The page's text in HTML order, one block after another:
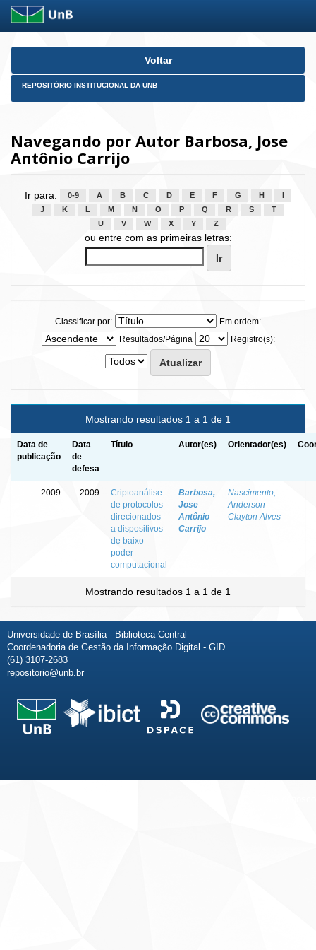
Skip
Voltar
REPOSITÓRIO INSTITUCIONAL DA UNB
Navegando por Autor Barbosa, Jose
Antônio Carrijo
Ir para: 0-9 A B C D E F G H
J
K L M N O P Q R S
T
U
V W X Y Z
ou entre com as primeiras letras:
Classificar por:
Em ordem:
Resultados/Página
Registro(s):
Mostrando resultados 1 a 1 de 1
Data de
publicação
Data
de
defesa
Título Autor(es) Orientador(es)
2009 2009
Criptoanálise
de protocolos
direcionados
a dispositivos
de baixo
poder
computacional
Barbosa,
Jose
Antônio
Carrijo
Nascimento,
Anderson
Clayton Alves
-
Mostrando resultados 1 a 1 de 1
Universidade de Brasília - Biblioteca Central
Coordenadoria de Gestão da Informação Digital - GID
(61) 3107-2683
repositorio@unb.br